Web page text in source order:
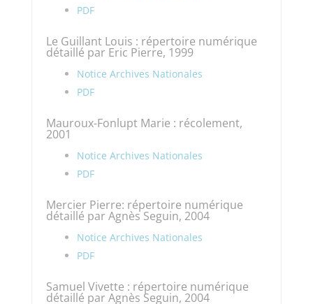
PDF
Le Guillant Louis : répertoire numérique
détaillé par Eric Pierre, 1999
Notice Archives Nationales
PDF
Mauroux-Fonlupt Marie : récolement,
2001
Notice Archives Nationales
PDF
Mercier Pierre: répertoire numérique
détaillé par Agnès Seguin, 2004
Notice Archives Nationales
PDF
Samuel Vivette : répertoire numérique
détaillé par Agnès Seguin, 2004